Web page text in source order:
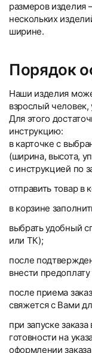
размеров изделия
нескольких
ширине.
Порядок
Наши изделия
взрослый
Для этого
инструкцию:
в карточке с
(ширина, высота,
с инструкцией по
отправить товар в
в корзине
выбрать удобный
или ТК);
после
внести
после приема
свяжется с Вами
при запуске
готовности на
оформлении